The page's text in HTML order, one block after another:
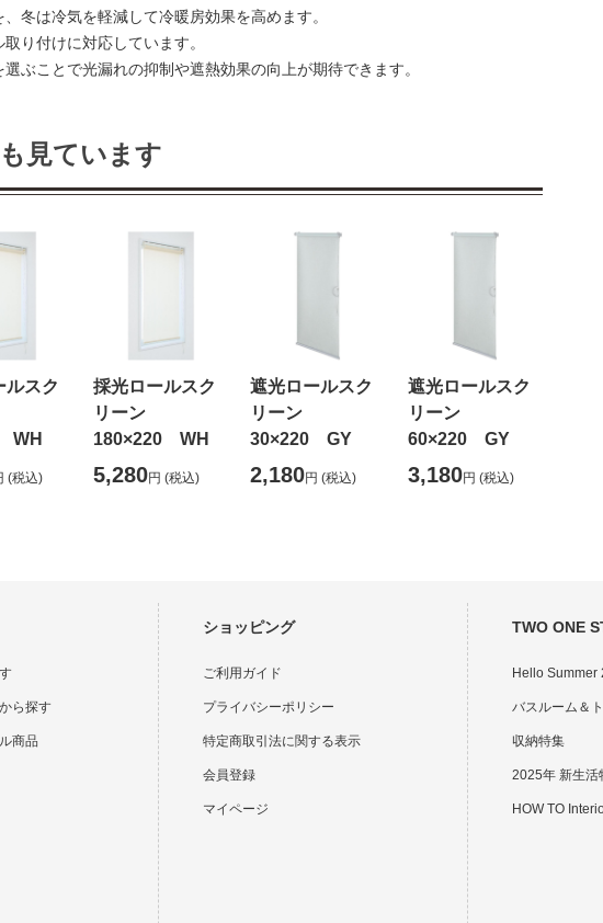
冬は冷気を軽減して冷暖房効果を高めます。
り付けに対応しています。
ぶことで光漏れの抑制や遮熱効果の向上が期待できます。
見ています
ルスク
WH
(税込)
採光ロールスク
リーン
180×220 WH
5,280円 (税込)
遮光ロールスク
リーン
30×220 GY
2,180円 (税込)
遮光ロールスク
リーン
60×220 GY
3,180円 (税込)
ら探す
商品
ショッピング
ご利用ガイド
プライバシーポリシー
特定商取引法に関する表示
会員登録
マイページ
TWO ONE
Hello Summer
バスルーム＆
収納特集
2025年 新生活
HOW TO